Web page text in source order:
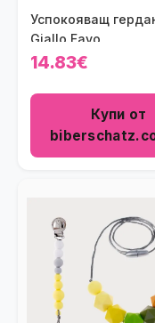
Успокояващ
Giallo Favo
14.83€
Купи от